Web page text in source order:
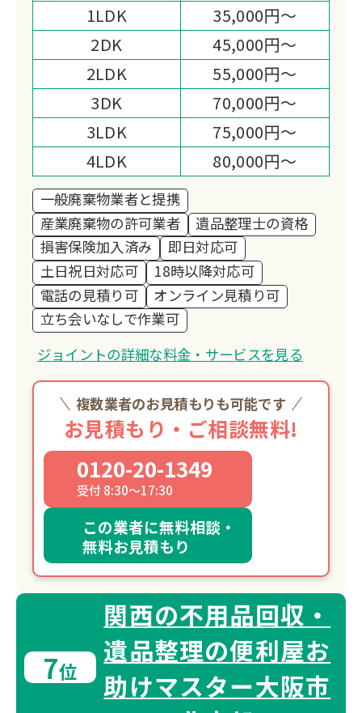
様々なお困りごとに対応しています。
弊社はお客様の心配事やお困りごとを解
決できるサービスを心がけています！
「ジョイントに頼んで良かった」とご満
足いただけるようにお客様のニーズに合
わせて対応いたします。
お見積りご相談は完全無料です！
他社との相見積もりも対応させて頂きま
す！
1LDK
35,000円～
2DK
45,000円～
2LDK
55,000円～
3DK
70,000円～
3LDK
75,000円～
4LDK
80,000円～
一般廃棄物業者と提携
産業廃棄物の許可業者
遺品整理士の資格
損害保険加入済み
即日対応可
土日祝日対応可
18時以降対応可
電話の見積り可
オンライン見積り可
立ち会いなしで作業可
ジョイントの詳細な料金・サービスを見る
複数業者のお見積もりも可能です
お見積もり・ご相談無料!
0120-20-1349
受付 8:30～17:30
この業者に無料相談・
無料お見積もり
7位
関西の不用品回収・
遺品整理の便利屋お
助けマスター大阪市